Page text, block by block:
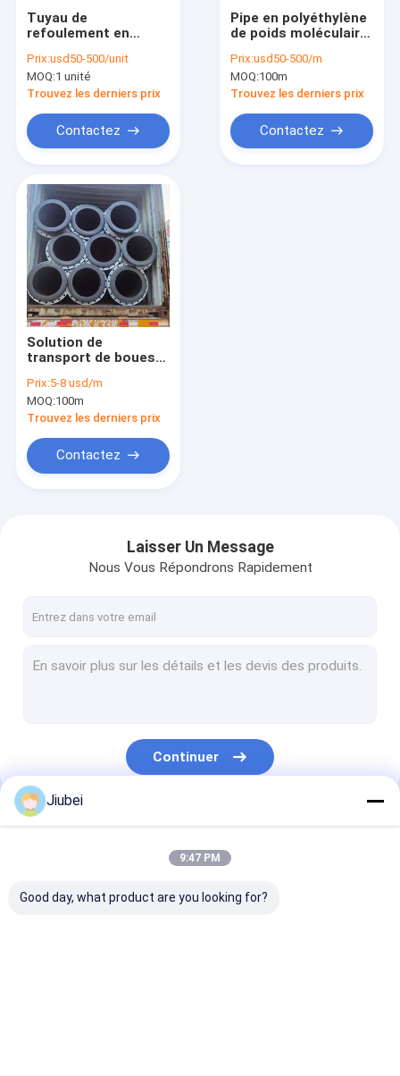
Produits
Vidéos
Le spectacle VR
À propos de nous
Contrôle de la qualité
Nous contacter
Demandez un devis
Tuyau d'UHMWPE
Dragage de tuyaux en PEHD
Tuyau de
refoulement en
polyvalent, idéal pour
le pompage d'eau, de
produits chimiques
dans diverses
industries
Prix:usd50-500/unit
MOQ:1 unité
Trouvez les derniers prix
Contactez
Pipe en polyéthylène
de poids moléculaire
au transport des
boues, à
l'exploitation
et au traitement
chimique (haute
auto-lubrifiante,
Prix:usd50-500/m
MOQ:100m
Trouvez les derniers prix
Contactez
Solution de
transport de boues
pour le dragage
minier
Prix:5-8 usd/m
MOQ:100m
Trouvez les derniers prix
Contactez
Laisser Un Message
Nous Vous Répondrons Rapidement
Continuer
Nos Catégories
Jiubei
9:47 PM
Good day, what product are you looking for?